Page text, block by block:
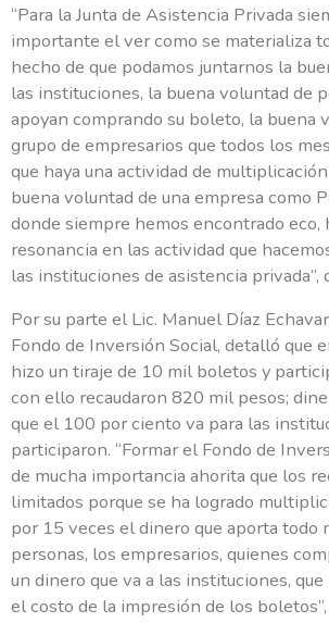
“Para la Junta de Asistencia Privada
importante el ver como se materializa
hecho de que podamos juntarnos la
las instituciones, la buena voluntad de
apoyan comprando su boleto, la buena
grupo de empresarios que todos los
que haya una actividad de
buena voluntad de una empresa como
donde siempre hemos encontrado eco,
resonancia en las actividad que
las instituciones de asistencia privada”,
Por su parte el Lic. Manuel Díaz
Fondo de Inversión Social, detalló que
hizo un tiraje de 10 mil boletos y
con ello recaudaron 820 mil pesos;
que el 100 por ciento va para las
participaron. “Formar el Fondo de
de mucha importancia ahorita que los
limitados porque se ha logrado
por 15 veces el dinero que aporta todo
personas, los empresarios, quienes
un dinero que va a las instituciones,
el costo de la impresión de los